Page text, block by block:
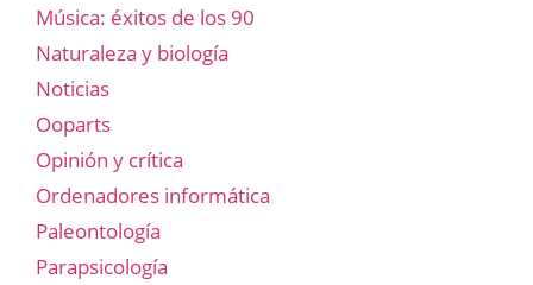
Música: éxitos de los 90
Naturaleza y biología
Noticias
Ooparts
Opinión y crítica
Ordenadores informática
Paleontología
Parapsicología